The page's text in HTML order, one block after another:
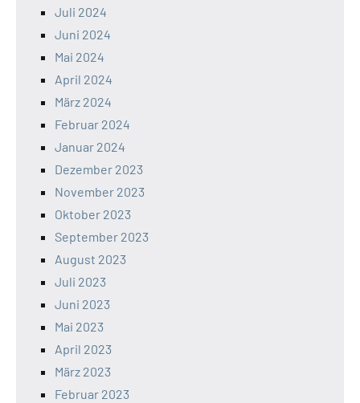
Juli 2024
Juni 2024
Mai 2024
April 2024
März 2024
Februar 2024
Januar 2024
Dezember 2023
November 2023
Oktober 2023
September 2023
August 2023
Juli 2023
Juni 2023
Mai 2023
April 2023
März 2023
Februar 2023